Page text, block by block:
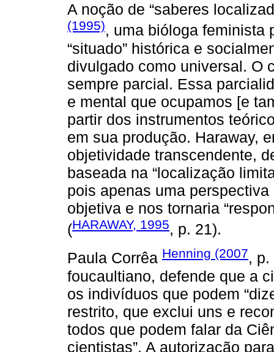
A noção de “saberes
(1995), uma bióloga feminista
“situado” histórica e
divulgado como universal. O
sempre parcial. Essa
e mental que ocupamos [e
partir dos instrumentos
em sua produção. Haraway,
objetividade transcendente,
baseada na “localização
pois apenas uma
objetiva e nos tornaria
(HARAWAY, 1995, p. 21).
Paula Corrêa Henning (2007,
foucaultiano, defende que a
os indivíduos que podem
restrito, que exclui uns e
todos que podem falar da
cientistas”. A autorização